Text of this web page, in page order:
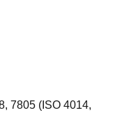
7805 (ISO 4014,